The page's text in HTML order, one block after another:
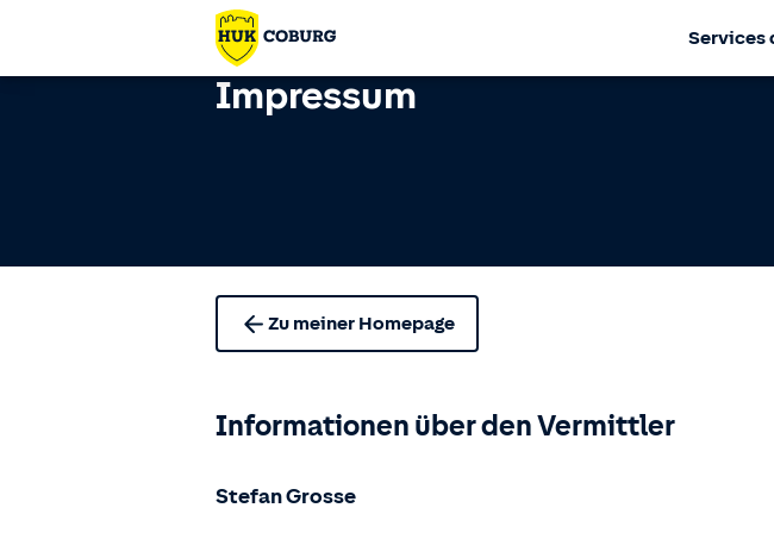
Services
Impressum
Zu meiner Homepage
Informationen über den Vermittler
Stefan Grosse